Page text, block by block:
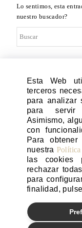
Lo sentimos, esta
nuestro buscador?
Para obtener los
consejos:
Comprueba la
Prueba con
Prueba con más
Copyright © The Beauty
Política de cookies
Esta Web
terceros
para analizar
para servir
Asimismo,
con
Para
nuestra
las cookies
rechazar
para
finalidad,